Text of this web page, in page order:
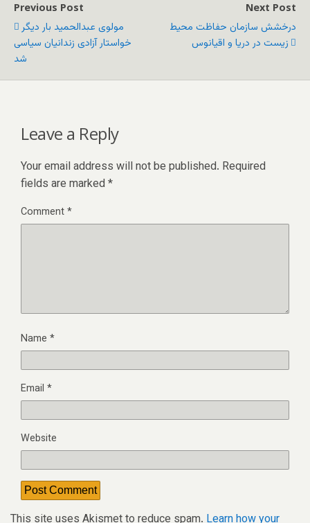
Previous Post
مولوی عبدالحمید بار دیگر
خواستار آزادی زندانیان سیاسی
شد
Next Post
درخشش سازمان حفاظت محیط
زیست در دریا و اقیانوس
Leave a Reply
Your email address will not be published. Required
fields are marked *
Comment*
Name *
Email *
Website